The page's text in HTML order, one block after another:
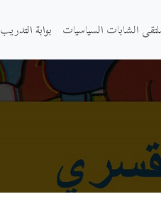
الشابات السياسيات بوابة التدريب